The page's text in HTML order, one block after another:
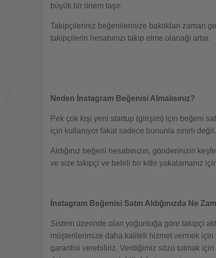
büyük bir önem taşır.
Takipçileriniz beğenilerinize baktıkları zaman
takipçilerin hesabınızı takip etme olanağı artar.
Neden İnstagram Beğenisi Almalısınız?
Pek çok kişi yeni startup (girişim) için beğeni
için kullanıyor fakat sadece bununla sınırlı değil.
Aldığınız beğeni hesabınızın, gönderinizin
ve size takipçi ve belirli bir kitle yakalamanız
İnstagram Beğenisi Satın Aldığınızda Ne
Sistem üzerinde olan yoğunluğa göre takipçi
müşterilerimize daha kaliteli hizmet vermek
garantisi verebiliriz. Verdiğimiz sözü tutmak için